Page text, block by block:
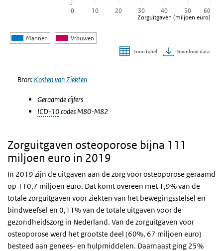
Zorguitgaven (miljoen euro)
Mannen Vrouwen
0 10 20 30 40 50 60
Toon tabel Download data
Bron: Kosten van Ziekten
Geraamde cijfers
ICD-10codes M80-M82
Zorguitgaven osteoporose bijna 111
miljoen euro in 2019
In 2019 zijn de uitgaven aan de zorg voor osteoporose geraamd
op 110,7 miljoen euro. Dat komt overeen met 1,9% van de
totale zorguitgaven voor ziekten van het bewegingsstelsel en
bindweefsel en 0,11% van de totale uitgaven voor de
gezondheidszorg in Nederland. Van de zorguitgaven voor
osteoporose werd het grootste deel (60%, 67 miljoen euro)
besteed aan genees- en hulpmiddelen. Daarnaast ging 25%